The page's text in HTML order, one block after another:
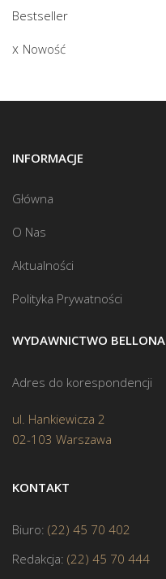
Bestseller
Nowość
INFORMACJE
Główna
O Nas
Aktualności
Polityka Prywatności
WYDAWNICTWO BELLONA
Adres do korespondencji
ul. Hankiewicza 2
02-103 Warszawa
KONTAKT
Biuro: (22) 45 70 402
Redakcja: (22) 45 70 444